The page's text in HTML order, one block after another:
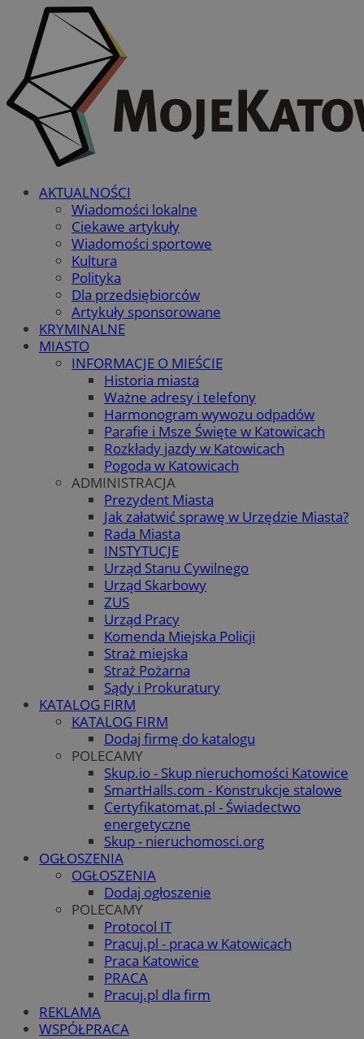
AKTUALNOŚCI
Wiadomości lokalne
Ciekawe artykuły
Wiadomości sportowe
Kultura
Polityka
Dla przedsiębiorców
Artykuły sponsorowane
KRYMINALNE
MIASTO
INFORMACJE O MIEŚCIE
Historia miasta
Ważne adresy i telefony
Harmonogram wywozu odpadów
Parafie i Msze Święte w Katowicach
Rozkłady jazdy w Katowicach
Pogoda w Katowicach
ADMINISTRACJA
Prezydent Miasta
Jak załatwić sprawę w Urzędzie Miasta?
Rada Miasta
INSTYTUCJE
Urząd Stanu Cywilnego
Urząd Skarbowy
ZUS
Urząd Pracy
Komenda Miejska Policji
Straż miejska
Straż Pożarna
Sądy i Prokuratury
KATALOG FIRM
KATALOG FIRM
Dodaj firmę do katalogu
POLECAMY
Skup.io - Skup nieruchomości Katowice
SmartHalls.com - Konstrukcje stalowe
Certyfikatomat.pl - Świadectwo
energetyczne
Skup - nieruchomosci.org
OGŁOSZENIA
OGŁOSZENIA
Dodaj ogłoszenie
POLECAMY
Protocol IT
Pracuj.pl - praca w Katowicach
Praca Katowice
PRACA
Pracuj.pl dla firm
REKLAMA
WSPÓŁPRACA